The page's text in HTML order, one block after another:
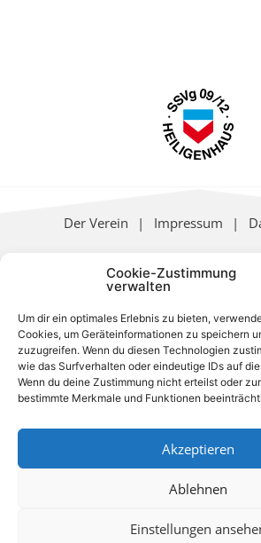
Cookie-Zustimmung
verwalten
Um dir ein optimales Erlebnis zu bieten,
Cookies, um Geräteinformationen zu speichern
zuzugreifen. Wenn du diesen Technologien
wie das Surfverhalten oder eindeutige IDs auf
Wenn du deine Zustimmung nicht erteilst oder
bestimmte Merkmale und Funktionen
Akzeptieren
Ablehnen
Einstellungen
Der Verein Impressum
Vielen Dank an unsere